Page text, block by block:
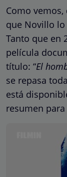
Como
que Novillo
Tanto que en
película
título: “El
se repasa
está
resumen